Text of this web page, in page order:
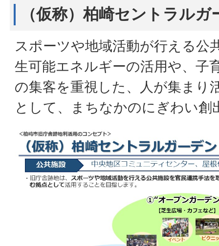
（仮称）柏崎セントラルガ
スポーツや地域活動が行える公
生可能エネルギーの活用や、子
の集客を重視した、人が集まり
として、まちなかのにぎわい創